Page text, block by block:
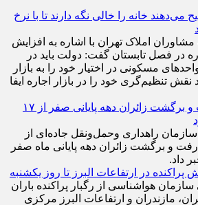
می‌دهند خانه را خالی نگه دارند تا با نرخ
مشاوران املاک تهران با اشاره به افزایش
در فصل تابستان گفت: دولت باید در
مسکونی در اختیار خود را به بازار
نقش تنظیم‌گری خود را در بازار اجاره ایفا
فروش بلیت رفت و برگشت زائران دهه پایانی صفر از ۱۷
راهداری وحمل‌و‌نقل جاده‌ای از
و برگشت زائران دهه پایانی ماه صفر
پراکنده در ارتفاعات البرز تا روز یکشنبه
هواشناسی از رگبار پراکنده باران
مازندران و ارتفاعات البرز مرکزی